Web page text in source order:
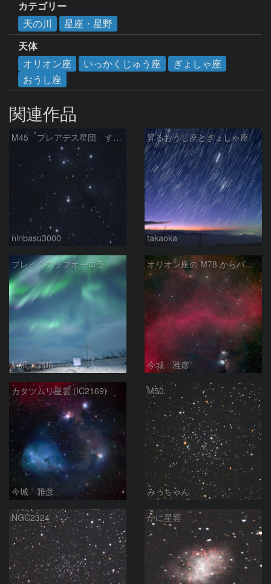
カテゴリー
天の川
星座・星野
天体
オリオン座
いっかくじゅう座
ぎょしゃ座
おうし座
関連作品
M45 プレアデス星団 すばる
ninbasu3000
昇るおうし座とぎょしゃ座
takaoka
ブレイクアップオーロラ
駒沢 満晴
オリオン座の M78 からバーナードループをまたいで LDN1622あたり
今城 雅彦
カタツムリ星雲 (IC2169)
今城 雅彦
M50
みっちゃん
NGC2324 かに星雲